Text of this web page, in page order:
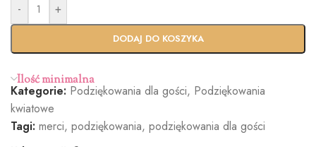
Standardo
Ekspres
(+100zł)
- +
DODAJ DO KOSZYKA
Ilość minimalna
Kategorie: Podziękowania dla gości, Podziękowania
kwiatowe
Tagi: merci, podziękowania, podziękowania dla gości